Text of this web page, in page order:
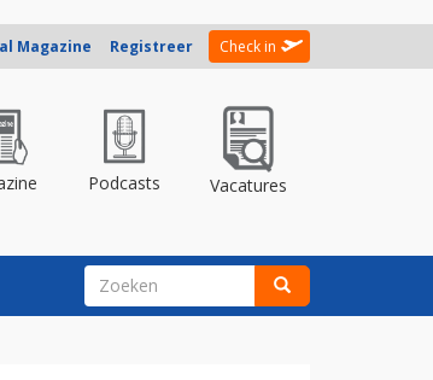
Magazine Registreer Check in
Podcasts Vacatures
ZOEKVELD